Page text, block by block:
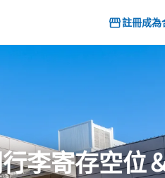
註冊成為
李寄存空位